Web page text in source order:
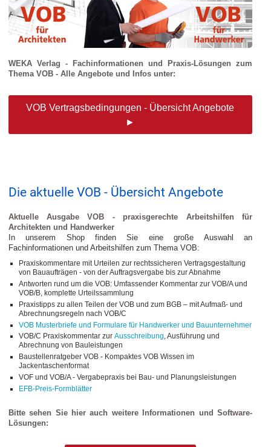
WEKA Verlag - Fachinformationen und Praxis-Lösungen zum
Thema VOB - Alle Angebote und Infos unter:
VOB Vertragsbedingungen - Übersicht Angebote
►
Die aktuelle VOB - Übersicht Angebote
Aktuelle Ausgabe VOB - praxisgerechte Arbeitshilfen für
Architekten und Handwerker
In unserem Shop finden Sie eine große Auswahl an
Fachinformationen und Arbeitshilfen zum Thema VOB:
Praxiskommentare mit Urteilen zur rechtssicheren Vertragsgestaltung
von Bauaufträgen - von der Auftragsvergabe bis zur Abnahme
Antworten rund um die VOB: Umfassender Kommentar zur VOB/A und
VOB/B, komplette Urteilssammlung
Praxistipps zu allen Teilen der VOB und zum BGB – mit Aufmaß- und
Abrechnungsregeln nach VOB/C
VOB Musterbriefe und Formulare für Handwerker und Bauunternehmer
VOB/C Praxiskommentar zur Ausschreibung, Ausführung und
Abrechnung von Bauleistungen
Baustellenratgeber VOB - Kompaktes VOB Wissen im
Jackentaschenformat
VOF und VOB/A - Vergabepraxis bei Bau- und Planungsleistungen
EFB-Preis-Formblätter
Bitte sehen Sie hier auch weitere Informationen und Software-
Lösungen: